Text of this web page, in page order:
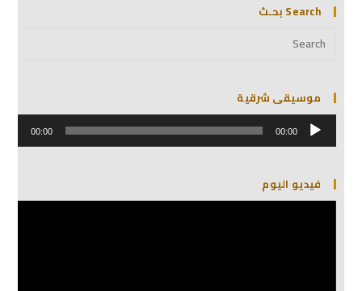
Search بحـث
موسيقى شرقية
مشغل
الصوت 00:00
00:00
فيديو اليوم
مشغل